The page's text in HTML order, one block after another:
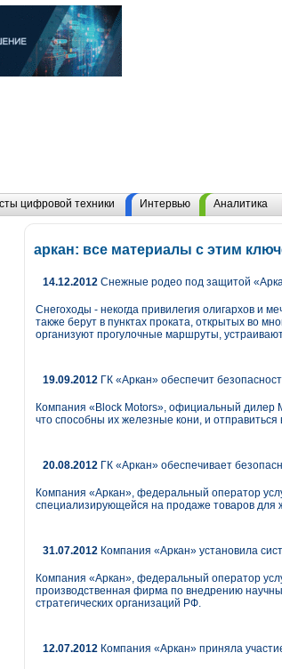
цифровой техники Интервью Аналитика
аркан: все материалы с этим
14.12.2012 Снежные родео под защитой
Снегоходы - некогда привилегия олигархов и
также берут в пунктах проката, открытых во
организуют прогулочные маршруты,
19.09.2012 ГК «Аркан» обеспечит
Компания «Block Motors», официальный дилер
что способны их железные кони, и
20.08.2012 ГК «Аркан» обеспечивает
Компания «Аркан», федеральный оператор
специализирующейся на продаже товаров для
31.07.2012 Компания «Аркан» установила
Компания «Аркан», федеральный оператор
производственная фирма по внедрению
стратегических организаций РФ.
12.07.2012 Компания «Аркан» приняла